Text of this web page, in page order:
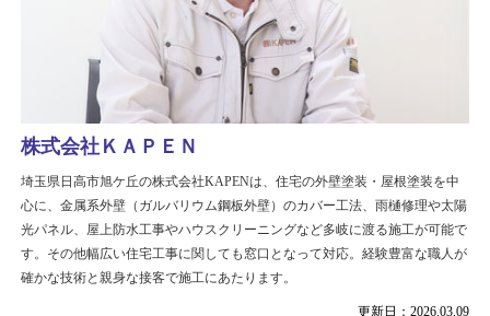
更新日：2026.03.09
株式会社ＫＡＰＥＮ
埼玉県日高市旭ケ丘の株式会社KAPENは、住宅の外壁塗装・屋根塗装を中
心に、金属系外壁（ガルバリウム鋼板外壁）のカバー工法、雨樋修理や太陽
光パネル、屋上防水工事やハウスクリーニングなど多岐に渡る施工が可能で
す。その他幅広い住宅工事に関しても窓口となって対応。経験豊富な職人が
確かな技術と親身な接客で施工にあたります。